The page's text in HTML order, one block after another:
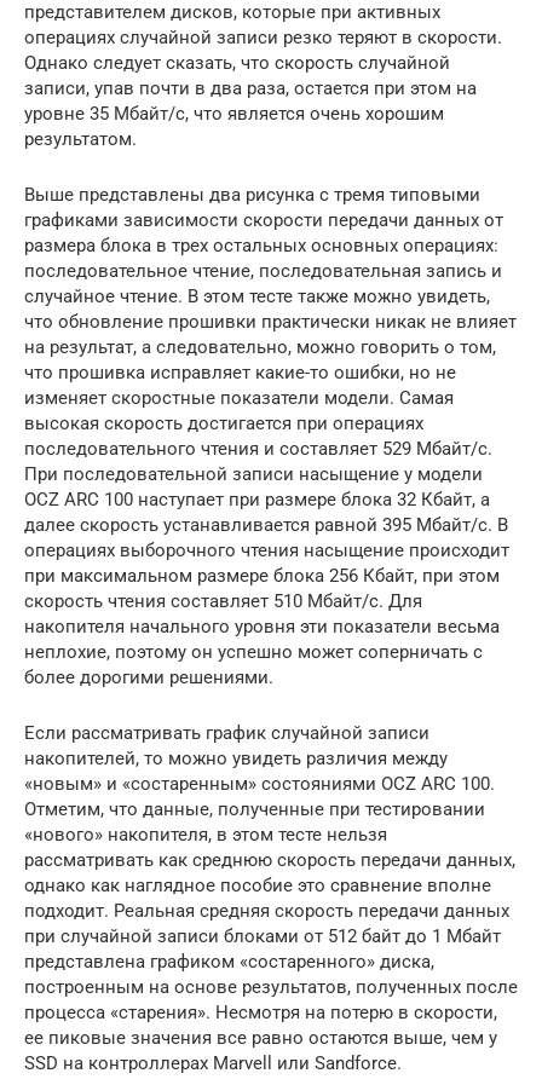
представителем дисков, которые при активных
операциях случайной записи резко теряют в скорости.
Однако следует сказать, что скорость случайной
записи, упав почти в два раза, остается при этом на
уровне 35 Мбайт/с, что является очень хорошим
результатом.
Выше представлены два рисунка с тремя типовыми
графиками зависимости скорости передачи данных от
размера блока в трех остальных основных операциях:
последовательное чтение, последовательная запись и
случайное чтение. В этом тесте также можно увидеть,
что обновление прошивки практически никак не влияет
на результат, а следовательно, можно говорить о том,
что прошивка исправляет какие-то ошибки, но не
изменяет скоростные показатели модели. Самая
высокая скорость достигается при операциях
последовательного чтения и составляет 529 Мбайт/с.
При последовательной записи насыщение у модели
OCZ ARC 100 наступает при размере блока 32 Кбайт, а
далее скорость устанавливается равной 395 Мбайт/с. В
операциях выборочного чтения насыщение происходит
при максимальном размере блока 256 Кбайт, при этом
скорость чтения составляет 510 Мбайт/с. Для
накопителя начального уровня эти показатели весьма
неплохие, поэтому он успешно может соперничать с
более дорогими решениями.
Если рассматривать график случайной записи
накопителей, то можно увидеть различия между
«новым» и «состаренным» состояниями OCZ ARC 100.
Отметим, что данные, полученные при тестировании
«нового» накопителя, в этом тесте нельзя
рассматривать как среднюю скорость передачи данных,
однако как наглядное пособие это сравнение вполне
подходит. Реальная средняя скорость передачи данных
при случайной записи блоками от 512 байт до 1 Мбайт
представлена графиком «состаренного» диска,
построенным на основе результатов, полученных после
процесса «старения». Несмотря на потерю в скорости,
ее пиковые значения все равно остаются выше, чем у
SSD на контроллерах Marvell или Sandforce.